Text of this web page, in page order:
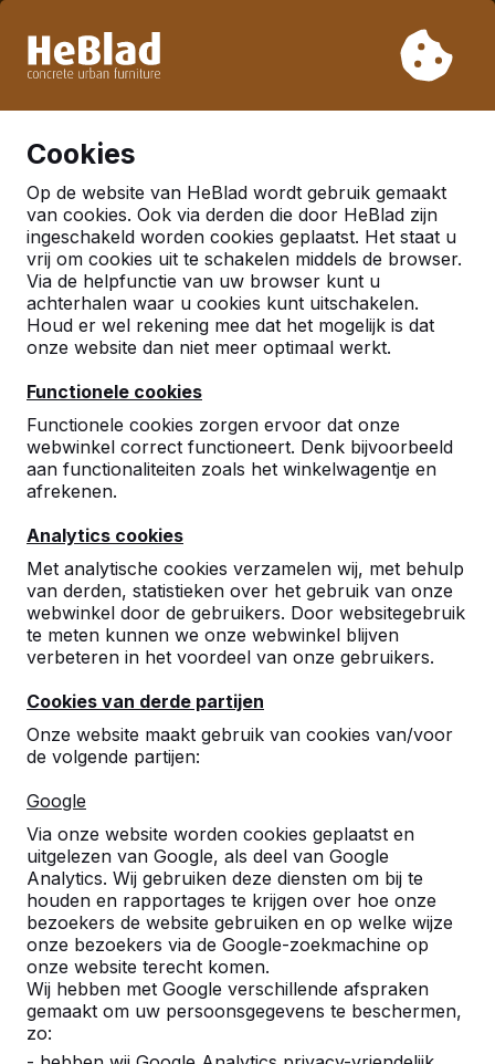
week 33. Houdt u daarom rekening met langere levertijden.
Cookies
Op de website van HeBlad wordt gebruik gemaakt
van cookies. Ook via derden die door HeBlad zijn
ingeschakeld worden cookies geplaatst. Het staat u
vrij om cookies uit te schakelen middels de browser.
Via de helpfunctie van uw browser kunt u
achterhalen waar u cookies kunt uitschakelen.
Houd er wel rekening mee dat het mogelijk is dat
onze website dan niet meer optimaal werkt.
Functionele cookies
Functionele cookies zorgen ervoor dat onze
webwinkel correct functioneert. Denk bijvoorbeeld
aan functionaliteiten zoals het winkelwagentje en
afrekenen.
Analytics cookies
Met analytische cookies verzamelen wij, met behulp
van derden, statistieken over het gebruik van onze
webwinkel door de gebruikers. Door websitegebruik
te meten kunnen we onze webwinkel blijven
verbeteren in het voordeel van onze gebruikers.
Cookies van derde partijen
Onze website maakt gebruik van cookies van/voor
de volgende partijen:
Google
Via onze website worden cookies geplaatst en
uitgelezen van Google, als deel van Google
Analytics. Wij gebruiken deze diensten om bij te
houden en rapportages te krijgen over hoe onze
bezoekers de website gebruiken en op welke wijze
onze bezoekers via de Google-zoekmachine op
onze website terecht komen.
Wij hebben met Google verschillende afspraken
gemaakt om uw persoonsgegevens te beschermen,
zo:
Al meer dan 30.000 producten verkocht
Betonnen tafeltennistafels,
bankjes en speltafels.
robuuste spel- en speeltafels.
Bekijk onze tafels -->
Ontdek ons complete
assortiment